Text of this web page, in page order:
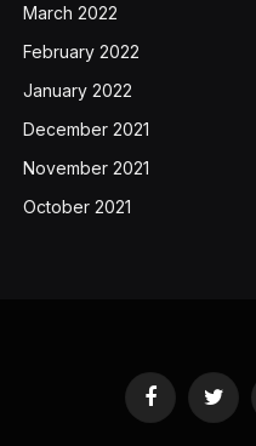
March 2022
February 2022
January 2022
December 2021
November 2021
October 2021
FacebookTwitter